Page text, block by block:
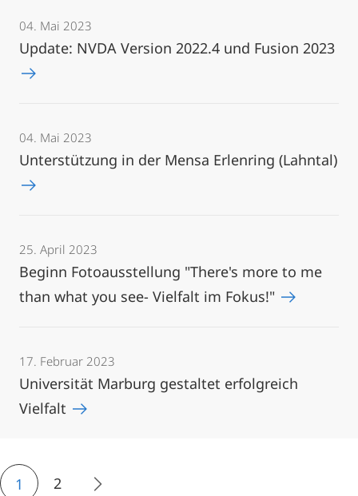
04. Mai 2023
Update: NVDA Version 2022.4 und Fusion 2023
04. Mai 2023
Unterstützung in der Mensa Erlenring (Lahntal)
25. April 2023
Beginn Fotoausstellung "There's more to me
than what you see- Vielfalt im Fokus!"
17. Februar 2023
Universität Marburg gestaltet erfolgreich
Vielfalt
1 2